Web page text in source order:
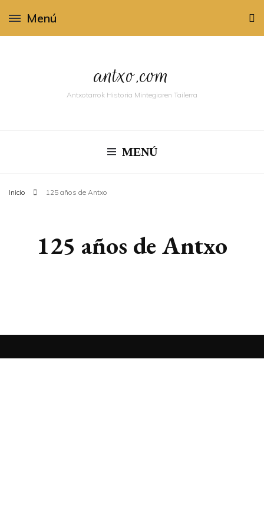
Menú
antxo.com
Antxotarrok Historia Mintegiaren Tailerra
MENÚ
Inicio 125 años de Antxo
125 años de Antxo